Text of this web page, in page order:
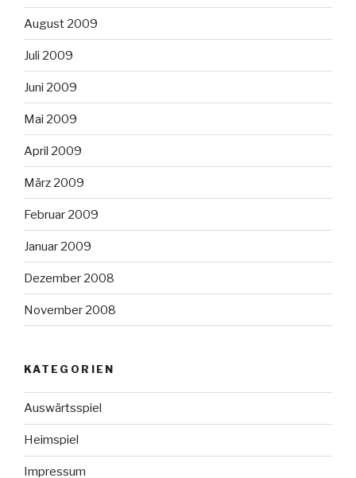
August 2009
Juli 2009
Juni 2009
Mai 2009
April 2009
März 2009
Februar 2009
Januar 2009
Dezember 2008
November 2008
KATEGORIEN
Auswärtsspiel
Heimspiel
Impressum